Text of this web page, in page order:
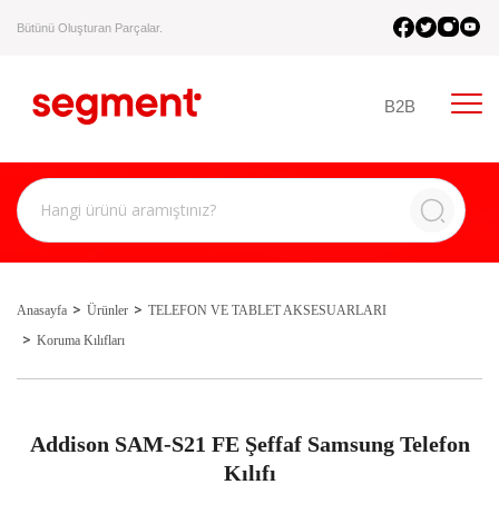
Bütünü Oluşturan Parçalar.
B2B
Anasayfa Ürünler
TELEFON VE TABLET AKSESUARLARI
Koruma Kılıfları
Addison SAM-S21 FE Şeffaf Samsung Telefon
Kılıfı